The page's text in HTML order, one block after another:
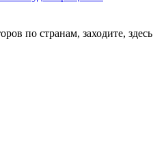
по странам, заходите, здесь